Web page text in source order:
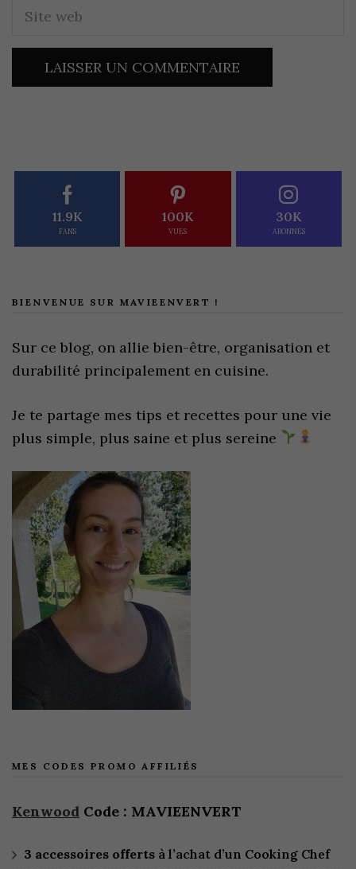
11.9K
FANS
100K
VUES
30K
ABONNÉS
BIENVENUE SUR MAVIEENVERT !
Sur ce blog, on allie bien-être, organisation et
durabilité principalement en cuisine.
Je te partage mes tips et recettes pour une vie
plus simple, plus saine et plus sereine
MES CODES PROMO AFFILIÉS
Kenwood Code : MAVIEENVERT
3 accessoires offerts à l’achat d’un Cooking Chef